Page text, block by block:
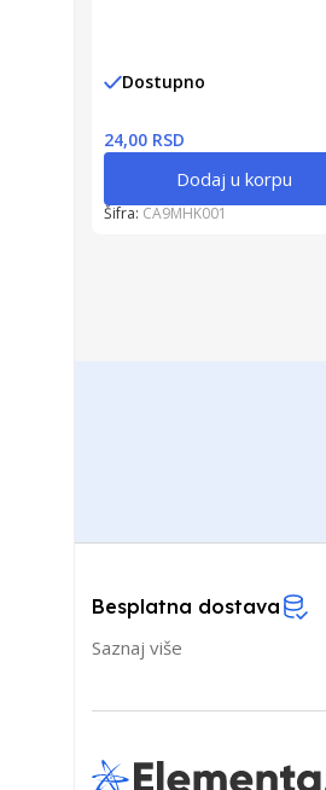
Dostupno
24,00 RSD
Dodaj u korpu
Šifra: CA9MHK001
Besplatna dostava
Saznaj više